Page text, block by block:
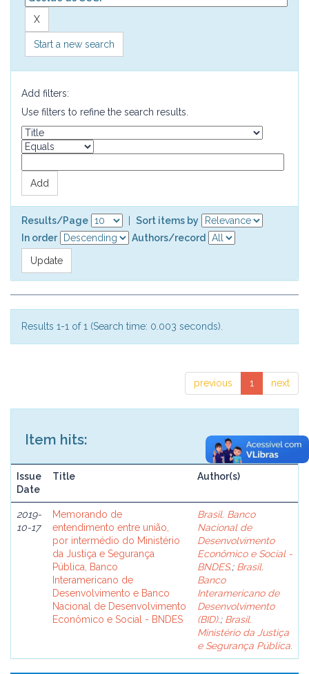
Start a new search
Add filters:
Use filters to refine the search results.
Results/Page
Sort items by
In order
Authors/record
Results 1-1 of 1 (Search time: 0.003 seconds).
previous 1 next
Item hits:
Issue
Date
Title Author(s)
2019-
10-17
Memorando de
entendimento entre união,
por intermédio do Ministério
da Justiça e Segurança
Pública, Banco
Interamericano de
Desenvolvimento e Banco
Nacional de Desenvolvimento
Econômico e Social - BNDES
Brasil. Banco
Nacional de
Desenvolvimento
Econômico e Social -
BNDES.; Brasil.
Banco
Interamericano de
Desenvolvimento
(BID).; Brasil.
Ministério da Justiça
e Segurança Pública.